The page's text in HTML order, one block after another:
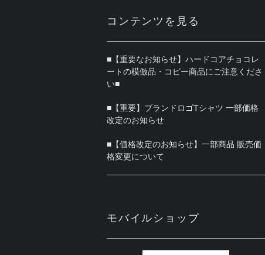
コンテンツを見る
■【重要なお知らせ】ハードコアチョコレ
ートの模倣品・コピー商品にご注意くださ
い■
■【重要】ブランドロゴTシャツ 一部価格
改定のお知らせ
■【価格改定のお知らせ】一部商品 販売価
格変更について
モバイルショップ